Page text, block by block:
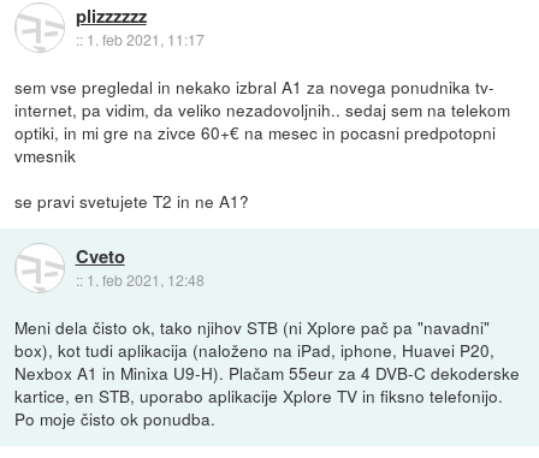
plizzzzzz
:: 1. feb 2021, 11:17
sem vse pregledal in nekako izbral A1 za novega ponudnika tv-
internet, pa vidim, da veliko nezadovoljnih.. sedaj sem na telekom
optiki, in mi gre na zivce 60+€ na mesec in pocasni predpotopni
vmesnik
se pravi svetujete T2 in ne A1?
Cveto
:: 1. feb 2021, 12:48
Meni dela čisto ok, tako njihov STB (ni Xplore pač pa "navadni"
box), kot tudi aplikacija (naloženo na iPad, iphone, Huavei P20,
Nexbox A1 in Minixa U9-H). Plačam 55eur za 4 DVB-C dekoderske
kartice, en STB, uporabo aplikacije Xplore TV in fiksno telefonijo.
Po moje čisto ok ponudba.